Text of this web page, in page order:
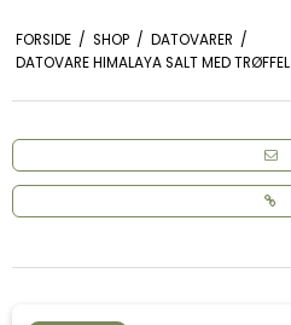
FORSIDE / SHOP / DATOVARER /
DATOVARE HIMALAYA SALT MED TRØFFEL